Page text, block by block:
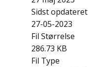
Sidst opdateret
27-05-2023
Fil Størrelse
286.73 KB
Fil Type